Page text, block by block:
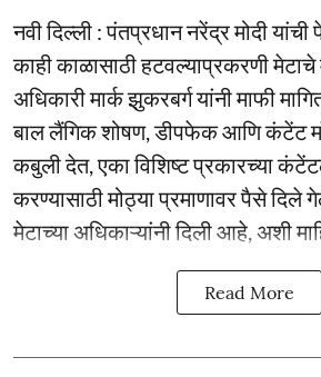
नवी दिल्ली : पंतप्रधान नरेंद्र मोदी
काही काळासाठी हटवल्याप्रकरणी मेटाचे
अधिकारी मार्क झुकरबर्ग यांनी माफी
बाल लैंगिक शोषण, डीपफेक आणि कंटेंट
कबुली देत, एका विशिष्ट प्रकारच्या
करण्यासाठी मोठ्या प्रमाणावर पैसे दिले
मेटाच्या अधिकाऱ्यांनी दिली आहे, अशी
Read More